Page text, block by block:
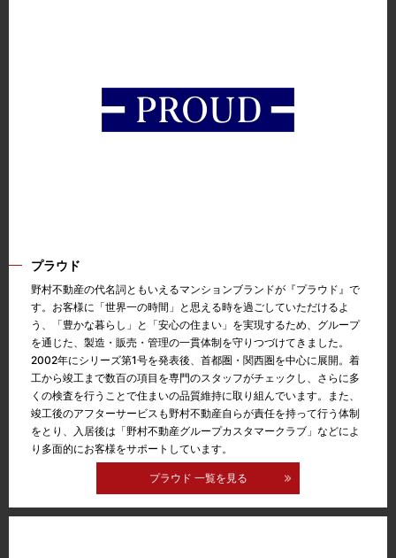
プラウド
野村不動産の代名詞ともいえるマンションブランドが『プラウド』で
す。お客様に「世界一の時間」と思える時を過ごしていただけるよ
う、「豊かな暮らし」と「安心の住まい」を実現するため、グループ
を通じた、製造・販売・管理の一貫体制を守りつづけてきました。
2002年にシリーズ第1号を発表後、首都圏・関西圏を中心に展開。着
工から竣工まで数百の項目を専門のスタッフがチェックし、さらに多
くの検査を行うことで住まいの品質維持に取り組んでいます。また、
竣工後のアフターサービスも野村不動産自らが責任を持って行う体制
をとり、入居後は「野村不動産グループカスタマークラブ」などによ
り多面的にお客様をサポートしています。
プラウド 一覧を見る